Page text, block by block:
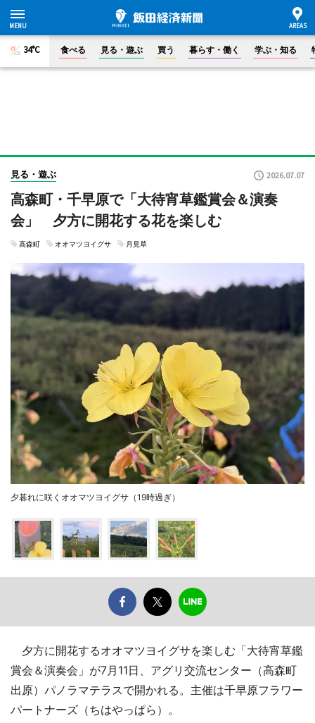
34°C 食べる 見る・遊ぶ 買う 暮らす・働く 学ぶ・知る
見る・遊ぶ 2026.07.07
高森町・千早原で「大待宵草鑑賞会＆演奏
会」 夕方に開花する花を楽しむ
高森町 オオマツヨイグサ 月見草
夕暮れに咲くオオマツヨイグサ（19時過ぎ）
夕方に開花するオオマツヨイグサを楽しむ「大待宵草鑑
賞会＆演奏会」が7月11日、アグリ交流センター（高森町
出原）パノラマテラスで開かれる。主催は千早原フラワー
パートナーズ（ちはやっぱら）。